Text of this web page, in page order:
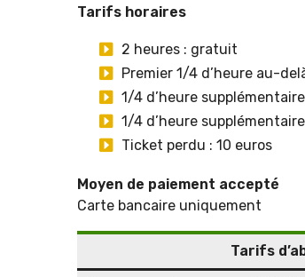
Tarifs horaires
2 heures : gratuit
Premier 1/4 d’heure au-
1/4 d’heure
1/4 d’heure
Ticket perdu : 10 euros
Moyen de paiement accepté
Carte bancaire uniquement
Tarifs